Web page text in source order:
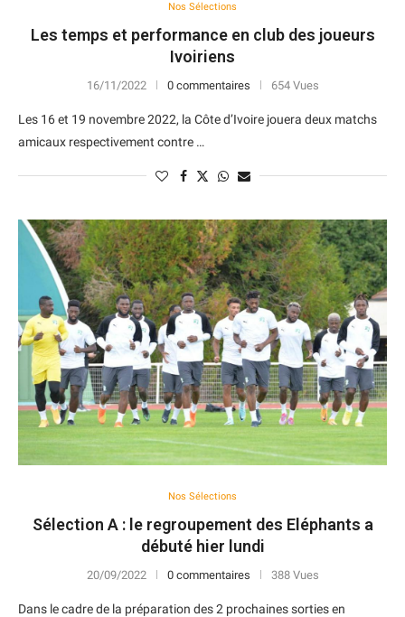
Nos Sélections
Les temps et performance en club des joueurs
Ivoiriens
16/11/2022 0 commentaires 654 Vues
Les 16 et 19 novembre 2022, la Côte d’Ivoire jouera deux matchs
amicaux respectivement contre …
Nos Sélections
Sélection A : le regroupement des Eléphants a
débuté hier lundi
20/09/2022 0 commentaires 388 Vues
Dans le cadre de la préparation des 2 prochaines sorties en